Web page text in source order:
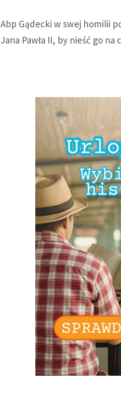
Abp Gądecki w swej homilii
Jana Pawła II, by nieść go